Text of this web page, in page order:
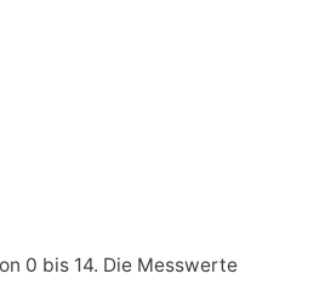
0 bis 14. Die Messwerte